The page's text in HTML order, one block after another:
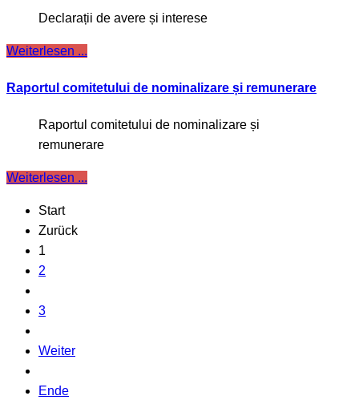
Declarații de avere și interese
Weiterlesen ...
Raportul comitetului de nominalizare și remunerare
Raportul comitetului de nominalizare și
remunerare
Weiterlesen ...
Start
Zurück
1
2
3
Weiter
Ende